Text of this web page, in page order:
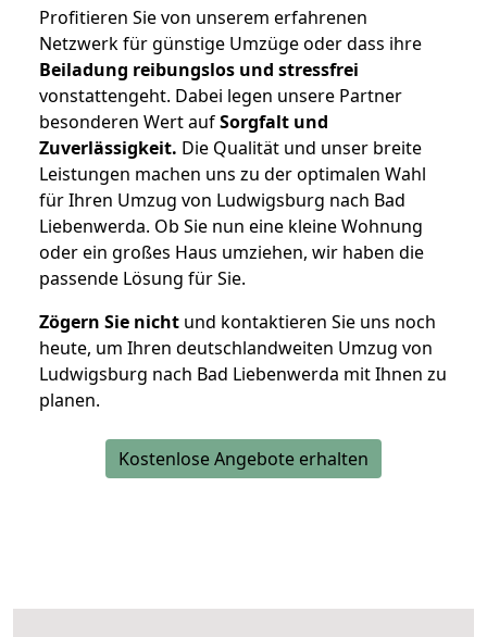
Profitieren Sie von unserem erfahrenen
Netzwerk für günstige Umzüge oder dass ihre
Beiladung reibungslos und stressfrei
vonstattengeht. Dabei legen unsere Partner
besonderen Wert aufSorgfalt und
Zuverlässigkeit. Die Qualität und unser breite
Leistungen machen uns zu der optimalen Wahl
für Ihren Umzug von Ludwigsburg nach Bad
Liebenwerda. Ob Sie nun eine kleine Wohnung
oder ein großes Haus umziehen, wir haben die
passende Lösung für Sie.
Zögern Sie nicht und kontaktieren Sie uns noch
heute, um Ihren deutschlandweiten Umzug von
Ludwigsburg nach Bad Liebenwerda mit Ihnen zu
planen.
Kostenlose Angebote erhalten